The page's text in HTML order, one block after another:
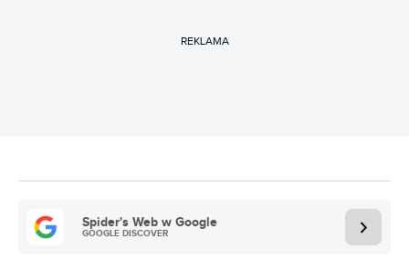
REKLAMA
Spider's Web w Google
GOOGLE DISCOVER